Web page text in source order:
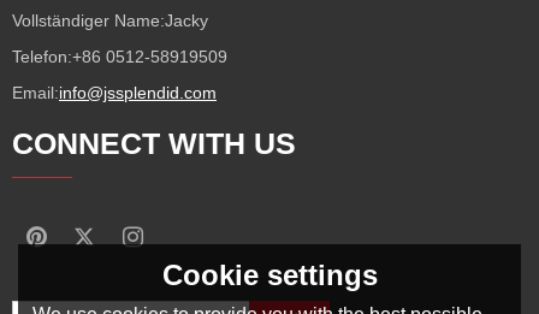
Vollständiger Name:Jacky
Telefon:+86 0512-58919509
Email:info@jssplendid.com
CONNECT WITH US
Cookie settings